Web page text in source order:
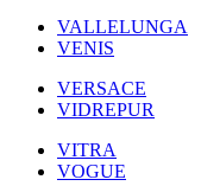
VALLELUNGA
VENIS
VERSACE
VIDREPUR
VITRA
VOGUE